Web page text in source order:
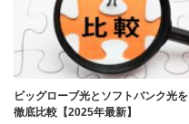
ビッグローブ光とソフトバンク光を
徹底比較【2025年最新】